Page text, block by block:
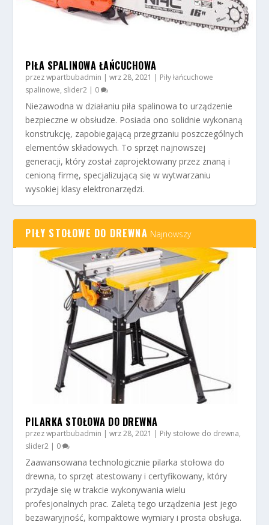
PILARKA STOŁOWA DO DREWNA
PIŁA SPALINOWA ŁAŃCUCHOWA
przezwpartbubadmin |wrz 28, 2021 | Piły łańcuchowe
spalinowe, slider2 | 0
Niezawodna w działaniu piła spalinowa to urządzenie
bezpieczne w obsłudze. Posiada ono solidnie wykonaną
konstrukcję, zapobiegającą przegrzaniu poszczególnych
elementów składowych. To sprzęt najnowszej
generacji, który został zaprojektowany przez znaną i
cenioną firmę, specjalizującą się w wytwarzaniu
wysokiej klasy elektronarzędzi.
PIŁY STOŁOWE DO DREWNA Najnowszy
PILARKA STOŁOWA DO DREWNA
przezwpartbubadmin |wrz 28, 2021 | Piły stołowe do drewna,
slider2 | 0
Zaawansowana technologicznie pilarka stołowa do
drewna, to sprzęt atestowany i certyfikowany, który
przydaje się w trakcie wykonywania wielu
profesjonalnych prac. Zaletą tego urządzenia jest jego
bezawaryjność, kompaktowe wymiary i prosta obsługa.